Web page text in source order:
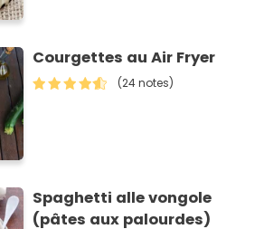
Courgettes au Air Fryer
(24 notes)
Spaghetti alle vongole
(pâtes aux palourdes)